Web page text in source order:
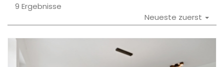
9 Ergebnisse
Neueste zuerst